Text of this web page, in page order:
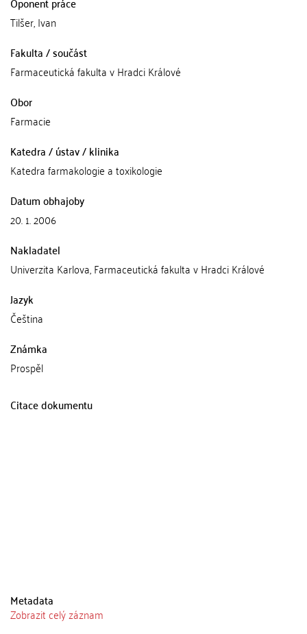
Tilšer, Ivan
Fakulta / součást
Farmaceutická fakulta v Hradci Králové
Obor
Farmacie
Katedra / ústav / klinika
Katedra farmakologie a toxikologie
Datum obhajoby
20. 1. 2006
Nakladatel
Univerzita Karlova, Farmaceutická fakulta v Hradci Králové
Jazyk
Čeština
Známka
Prospěl
Citace dokumentu
Metadata
Zobrazit celý záznam